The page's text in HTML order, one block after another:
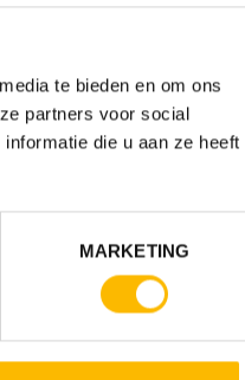
te bieden en om ons
partners voor social
die u aan ze heeft
MARKETING